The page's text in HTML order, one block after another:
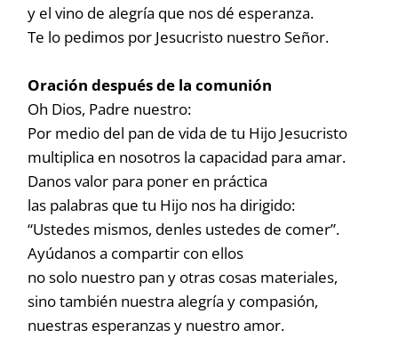
y el vino de alegría que nos dé esperanza.
Te lo pedimos por Jesucristo nuestro Señor.
Oración después de la comunión
Oh Dios, Padre nuestro:
Por medio del pan de vida de tu Hijo Jesucristo
multiplica en nosotros la capacidad para amar.
Danos valor para poner en práctica
las palabras que tu Hijo nos ha dirigido:
“Ustedes mismos, denles ustedes de comer”.
Ayúdanos a compartir con ellos
no solo nuestro pan y otras cosas materiales,
sino también nuestra alegría y compasión,
nuestras esperanzas y nuestro amor.